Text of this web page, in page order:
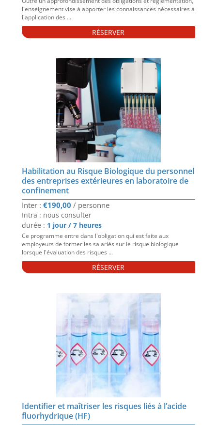
l'enseignement vise à apporter les connaissances nécessaires à
l'application des ...
RÉSERVER
Habilitation au Risque Biologique du personnel
des entreprises extérieures en laboratoire de
confinement
€190,00
Intra : nous consulter
durée : 1 jour / 7 heures
Ce programme entre dans l'obligation qui est faite aux
employeurs de former les salariés sur le risque biologique
lorsque l'évaluation des risques ...
RÉSERVER
Identifier et maîtriser les risques liés à l’acide
fluorhydrique (HF)